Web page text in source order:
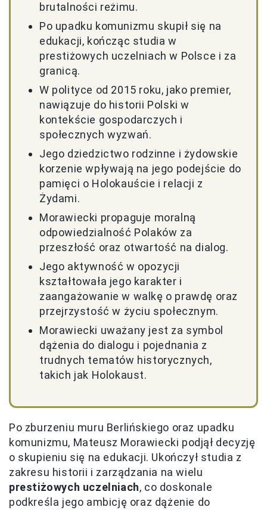
brutalności reżimu.
Po upadku komunizmu skupił się na
edukacji, kończąc studia w
prestiżowych uczelniach w Polsce i za
granicą.
W polityce od 2015 roku, jako premier,
nawiązuje do historii Polski w
kontekście gospodarczych i
społecznych wyzwań.
Jego dziedzictwo rodzinne i żydowskie
korzenie wpływają na jego podejście do
pamięci o Holokauście i relacji z
Żydami.
Morawiecki propaguje moralną
odpowiedzialność Polaków za
przeszłość oraz otwartość na dialog.
Jego aktywność w opozycji
kształtowała jego karakter i
zaangażowanie w walkę o prawdę oraz
przejrzystość w życiu społecznym.
Morawiecki uważany jest za symbol
dążenia do dialogu i pojednania z
trudnych tematów historycznych,
takich jak Holokaust.
Po zburzeniu muru Berlińskiego oraz upadku
komunizmu, Mateusz Morawiecki podjął decyzję
o skupieniu się na edukacji. Ukończył studia z
zakresu historii i zarządzania na wielu
prestiżowych uczelniach, co doskonale
podkreśla jego ambicję oraz dążenie do